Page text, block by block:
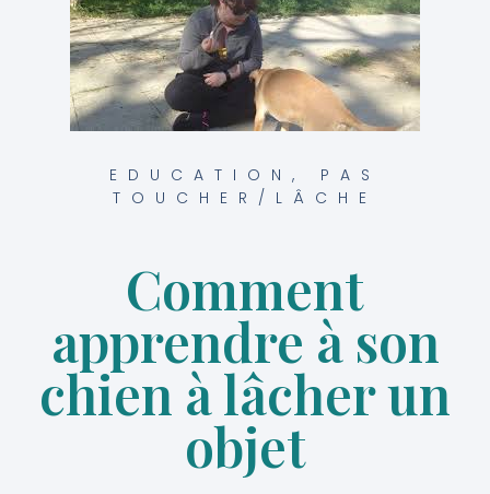
EDUCATION , PAS
TOUCHER/LÂCHE
Comment
apprendre à son
chien à lâcher un
objet